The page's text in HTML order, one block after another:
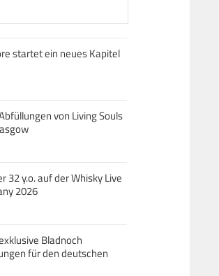
startet ein neues Kapitel
von Living Souls
32 y.o. auf der Whisky Live
2026
Bladnoch
für den deutschen